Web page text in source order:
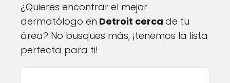
¿Quieres encontrar el mejor
dermatólogo en Detroit cerca de tu
área? No busques más, ¡tenemos la lista
perfecta para ti!